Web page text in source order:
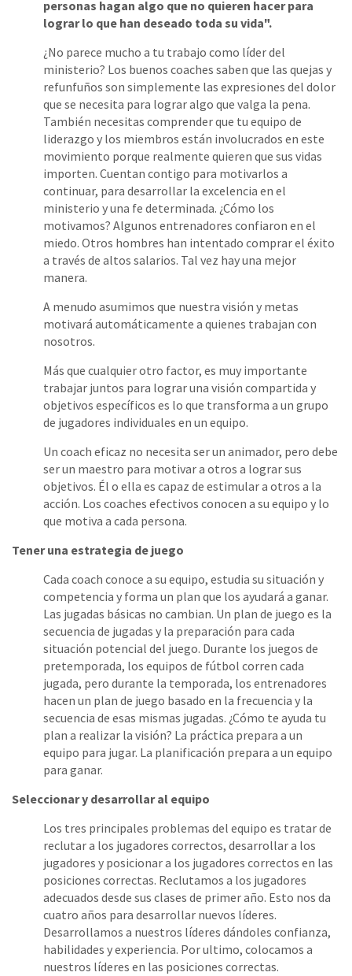
personas hagan algo que no quieren hacer para
lograr lo que han deseado toda su vida".
¿No parece mucho a tu trabajo como líder del
ministerio? Los buenos coaches saben que las quejas y
refunfuños son simplemente las expresiones del dolor
que se necesita para lograr algo que valga la pena.
También necesitas comprender que tu equipo de
liderazgo y los miembros están involucrados en este
movimiento porque realmente quieren que sus vidas
importen. Cuentan contigo para motivarlos a
continuar, para desarrollar la excelencia en el
ministerio y una fe determinada. ¿Cómo los
motivamos? Algunos entrenadores confiaron en el
miedo. Otros hombres han intentado comprar el éxito
a través de altos salarios. Tal vez hay una mejor
manera.
A menudo asumimos que nuestra visión y metas
motivará automáticamente a quienes trabajan con
nosotros.
Más que cualquier otro factor, es muy importante
trabajar juntos para lograr una visión compartida y
objetivos específicos es lo que transforma a un grupo
de jugadores individuales en un equipo.
Un coach eficaz no necesita ser un animador, pero debe
ser un maestro para motivar a otros a lograr sus
objetivos. Él o ella es capaz de estimular a otros a la
acción. Los coaches efectivos conocen a su equipo y lo
que motiva a cada persona.
Tener una estrategia de juego
Cada coach conoce a su equipo, estudia su situación y
competencia y forma un plan que los ayudará a ganar.
Las jugadas básicas no cambian. Un plan de juego es la
secuencia de jugadas y la preparación para cada
situación potencial del juego. Durante los juegos de
pretemporada, los equipos de fútbol corren cada
jugada, pero durante la temporada, los entrenadores
hacen un plan de juego basado en la frecuencia y la
secuencia de esas mismas jugadas. ¿Cómo te ayuda tu
plan a realizar la visión? La práctica prepara a un
equipo para jugar. La planificación prepara a un equipo
para ganar.
Seleccionar y desarrollar al equipo
Los tres principales problemas del equipo es tratar de
reclutar a los jugadores correctos, desarrollar a los
jugadores y posicionar a los jugadores correctos en las
posiciones correctas. Reclutamos a los jugadores
adecuados desde sus clases de primer año. Esto nos da
cuatro años para desarrollar nuevos líderes.
Desarrollamos a nuestros líderes dándoles confianza,
habilidades y experiencia. Por ultimo, colocamos a
nuestros líderes en las posiciones correctas.